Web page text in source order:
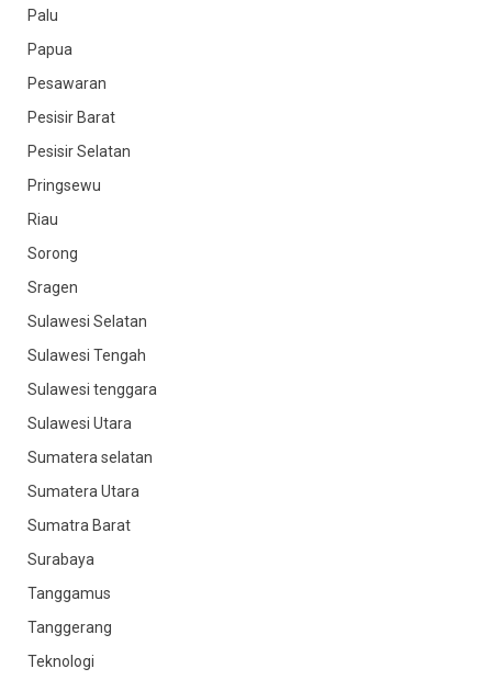
Palu
Papua
Pesawaran
Pesisir Barat
Pesisir Selatan
Pringsewu
Riau
Sorong
Sragen
Sulawesi Selatan
Sulawesi Tengah
Sulawesi tenggara
Sulawesi Utara
Sumatera selatan
Sumatera Utara
Sumatra Barat
Surabaya
Tanggamus
Tanggerang
Teknologi